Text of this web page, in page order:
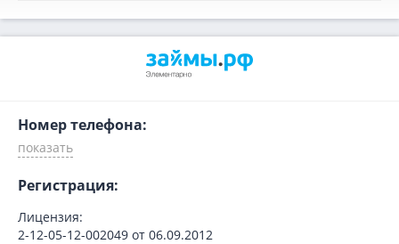
Номер телефона:
Регистрация:
Лицензия:
2-12-05-12-002049 от 06.09.2012